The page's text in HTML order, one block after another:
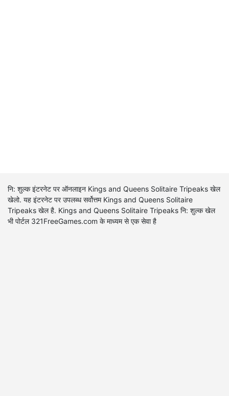
नि: शुल्क इंटरनेट पर ऑनलाइन Kings and Queens Solitaire Tripeaks खेल
खेलो. यह इंटरनेट पर उपलब्ध सर्वोत्तम Kings and Queens Solitaire
Tripeaks खेल है. Kings and Queens Solitaire Tripeaks नि: शुल्क खेल
भी पोर्टल 321FreeGames.com के माध्यम से एक सेवा है